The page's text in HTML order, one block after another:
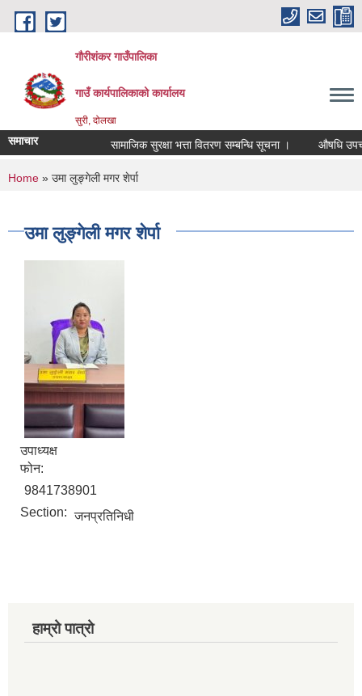
Skip to main content
गौरीशंकर गाउँपालिका
गाउँ कार्यपालिकाको कार्यालय
सुरी, दोलखा
समाचार सामाजिक सुरक्षा भत्ता वितरण सम्बन्धि सूचना । औषधि उपचार
You are here
Home » उमा लुङ्गेली मगर शेर्पा
उमा लुङ्गेली मगर शेर्पा
उपाध्यक्ष
फोन:
9841738901
Section: जनप्रतिनिधी
हाम्रो पात्रो